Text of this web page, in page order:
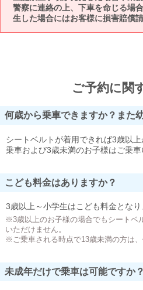
警察に連絡の上、下車を命じる場
生した場合にはお客様に損害賠償
ご予約に関
何歳から乗車できますか？また
シートベルトが着用できれば3歳以
乗車および3歳未満のお子様はご乗車
こども料金はありますか？
3歳以上～小学生はこども料金となり
※3歳以上のお子様の場合でもシートベ
いただけません。
※ご乗車される時点で13歳未満の方は
未成年だけで乗車は可能ですか？